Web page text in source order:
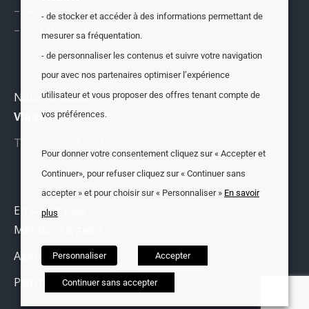
– de 9h00 à 12h00
– de 13h00 à 16h00
Nous contacter
Via ce formulaire
Tél : 03 23 61 12 17
En savoir plus
Mentions légales
Agenda
Plan du site
- de stocker et accéder à des informations permettant de
mesurer sa fréquentation.
- de personnaliser les contenus et suivre votre navigation
pour avec nos partenaires optimiser l’expérience
utilisateur et vous proposer des offres tenant compte de
vos préférences.
Pour donner votre consentement cliquez sur « Accepter et
Continuer», pour refuser cliquez sur « Continuer sans
accepter » et pour choisir sur « Personnaliser » En savoir
plus
Personnaliser Accepter
Continuer sans accepter